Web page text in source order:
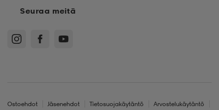
Seuraa meitä
Ostoehdot Jäsenehdot Tietosuojakäytäntö Arvostelukäytäntö